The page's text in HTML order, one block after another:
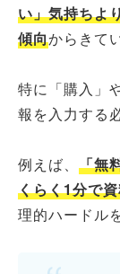
い」気持ちよ
傾向からきて
特に「購入」
報を入力する
例えば、 「無
くらく1分で
理的ハードル